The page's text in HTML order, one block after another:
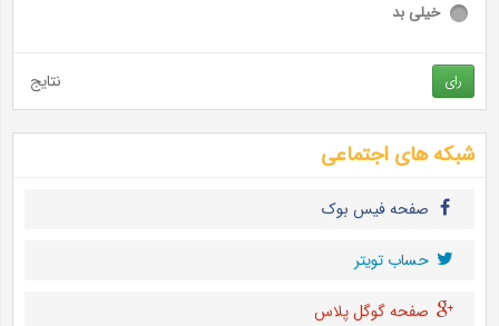
خیلی بد
رای نتایج
شبکه های اجتماعی
صفحه فیس بوک
حساب تويتر
صفحه گوگل پلاس